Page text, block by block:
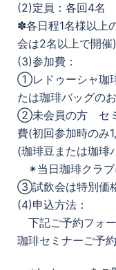
(2)定員：各回4名
✽各日程1名様以上
会は2名以上で開催)
(3)参加費：
①レドゥーシャ珈
たは珈琲バッグの
②未会員の方 セミ
費(初回参加時のみ
(珈琲豆または珈琲
✴︎当日珈琲クラ
③試飲会は特別価
(4)申込方法：
下記ご予約フォー
珈琲セミナーご予